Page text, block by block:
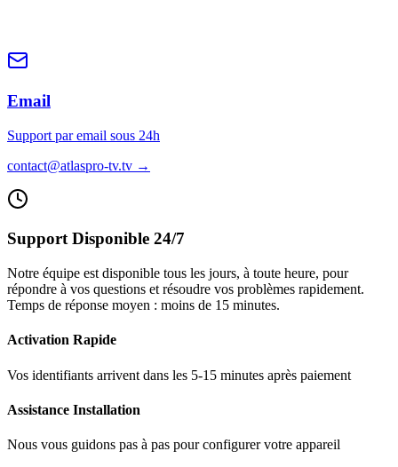
Email
Support par email sous 24h
contact@atlaspro-tv.tv →
Support Disponible 24/7
Notre équipe est disponible tous les jours, à toute heure, pour
répondre à vos questions et résoudre vos problèmes rapidement.
Temps de réponse moyen : moins de 15 minutes.
Activation Rapide
Vos identifiants arrivent dans les 5-15 minutes après paiement
Assistance Installation
Nous vous guidons pas à pas pour configurer votre appareil